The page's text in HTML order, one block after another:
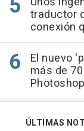
traductor
conexión
El nuevo
más de
ÚLTIMAS